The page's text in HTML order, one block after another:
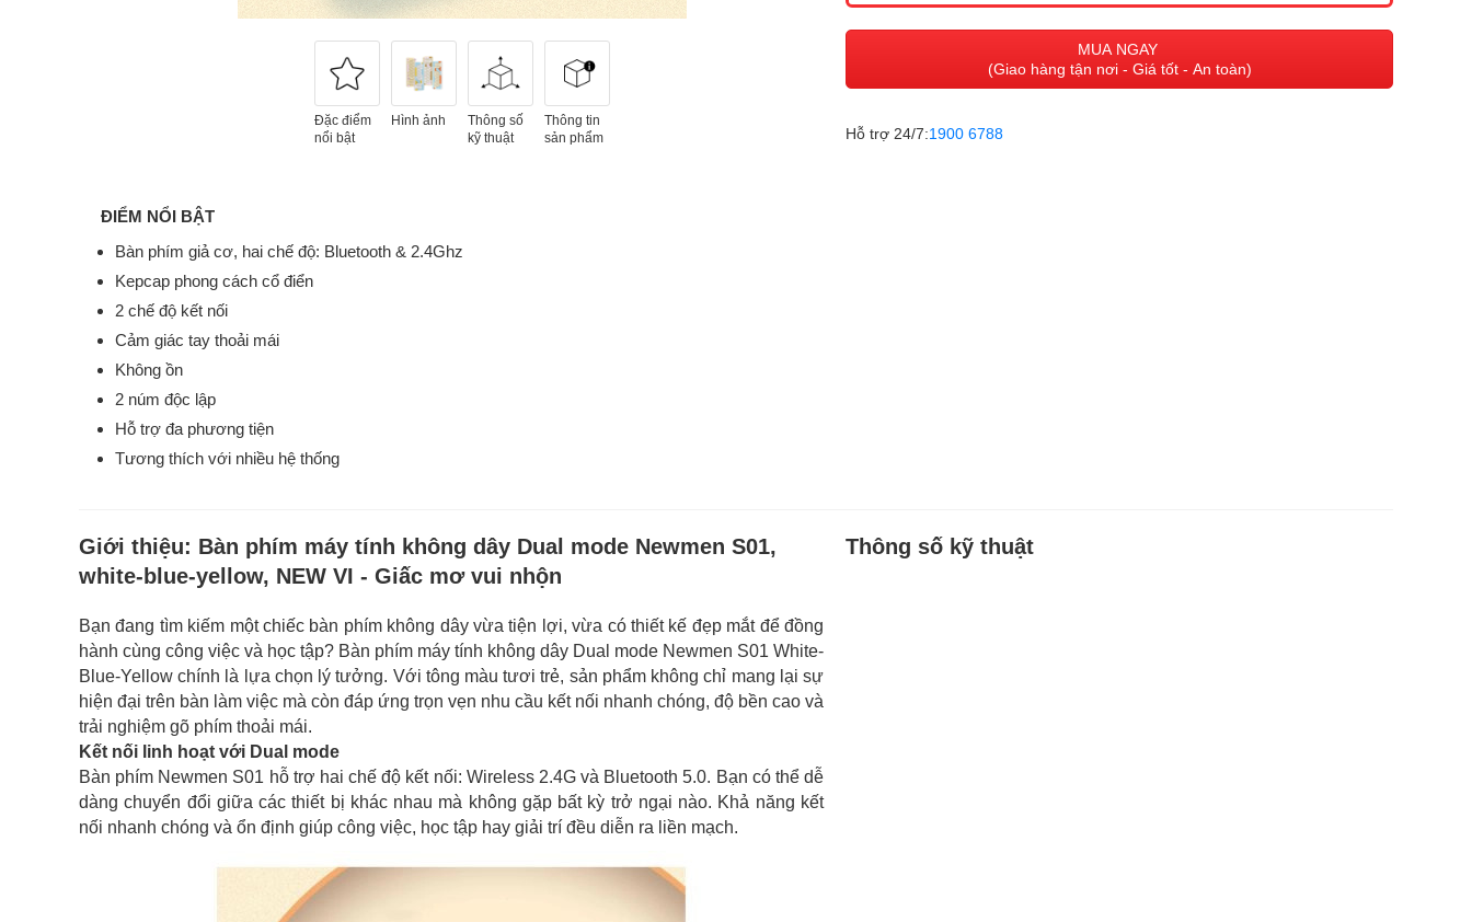
Đặc điểm
nổi bật
Hình ảnh
Thông số
kỹ thuật
Thông tin
sản phẩm
ĐIỂM NỔI BẬT
Bàn phím giả cơ, hai chế độ: Bluetooth & 2.4Ghz
Kepcap phong cách cổ điển
2 chế độ kết nối
Cảm giác tay thoải mái
Không ồn
2 núm độc lập
Hỗ trợ đa phương tiện
Tương thích với nhiều hệ thống
MUA NGAY
(Giao hàng tận nơi - Giá tốt - An toàn)
Hỗ trợ 24/7:1900 6788
Giới thiệu: Bàn phím máy tính không dây Dual mode Newmen S01,
white-blue-yellow, NEW VI - Giấc mơ vui nhộn
Bạn đang tìm kiếm một chiếc bàn phím không dây vừa tiện lợi, vừa có thiết kế đẹp mắt để đồng
hành cùng công việc và học tập? Bàn phím máy tính không dây Dual mode Newmen S01 White-
Blue-Yellow chính là lựa chọn lý tưởng. Với tông màu tươi trẻ, sản phẩm không chỉ mang lại sự
hiện đại trên bàn làm việc mà còn đáp ứng trọn vẹn nhu cầu kết nối nhanh chóng, độ bền cao và
trải nghiệm gõ phím thoải mái.
Kết nối linh hoạt với Dual mode
Bàn phím Newmen S01 hỗ trợ hai chế độ kết nối: Wireless 2.4G và Bluetooth 5.0. Bạn có thể dễ
dàng chuyển đổi giữa các thiết bị khác nhau mà không gặp bất kỳ trở ngại nào. Khả năng kết
nối nhanh chóng và ổn định giúp công việc, học tập hay giải trí đều diễn ra liền mạch.
Thông số kỹ thuật